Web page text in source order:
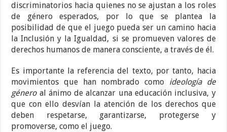
discriminatorios hacia quienes no se ajustan a los roles
de género esperados, por lo que se plantea la
posibilidad de que el juego pueda ser un camino hacia
la Inclusión y la Igualdad, si se promueven valores de
derechos humanos de manera consciente, a través de él.
Es importante la referencia del texto, por tanto, hacia
movimientos que han nombrado como ideología de
géneroal ánimo de alcanzar una educación inclusiva, y
que con ello desvían la atención de los derechos que
deben respetarse, garantizarse, protegerse y
promoverse, como el juego.